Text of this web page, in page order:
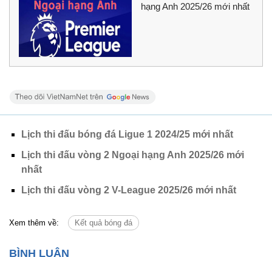
hạng Anh 2025/26 mới nhất
Lịch thi đấu bóng đá Ligue 1 2024/25 mới nhất
Lịch thi đấu vòng 2 Ngoại hạng Anh 2025/26 mới
nhất
Lịch thi đấu vòng 2 V-League 2025/26 mới nhất
Xem thêm về: Kết quả bóng đá